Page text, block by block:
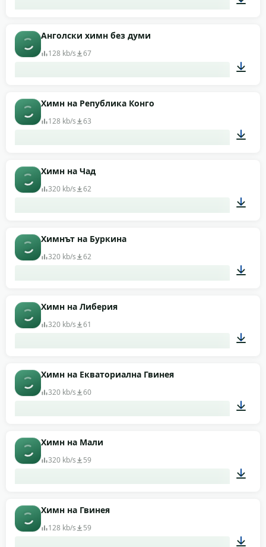
Анголски химн без думи
128 kb/s 67
Химн на Република Конго
128 kb/s 63
Химн на Чад
320 kb/s 62
Химнът на Буркина
320 kb/s 62
Химн на Либерия
320 kb/s 61
Химн на Екваториална Гвинея
320 kb/s 60
Химн на Мали
320 kb/s 59
Химн на Гвинея
128 kb/s 59